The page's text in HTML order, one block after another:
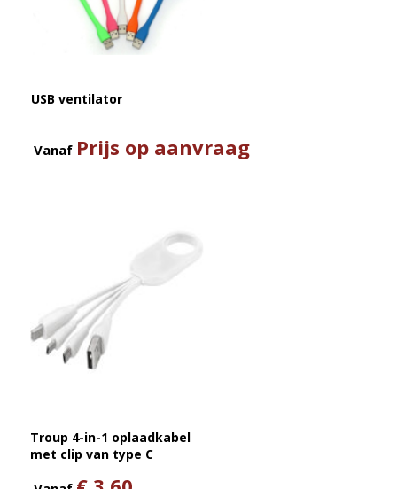
USB ventilator
Vanaf Prijs op aanvraag
Troup 4-in-1 oplaadkabel
met clip van type C